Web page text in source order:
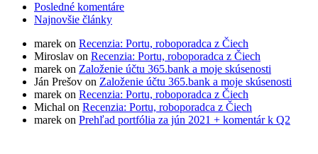
Posledné komentáre
Najnovšie články
marek on Recenzia: Portu, roboporadca z Čiech
Miroslav on Recenzia: Portu, roboporadca z Čiech
marek on Založenie účtu 365.bank a moje skúsenosti
Ján Prešov on Založenie účtu 365.bank a moje skúsenosti
marek on Recenzia: Portu, roboporadca z Čiech
Michal on Recenzia: Portu, roboporadca z Čiech
marek on Prehľad portfólia za jún 2021 + komentár k Q2